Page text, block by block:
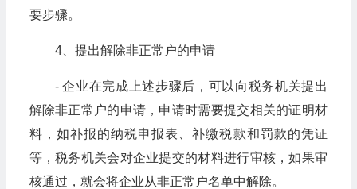
要步骤。
4、提出解除非正常户的申请
- 企业在完成上述步骤后，可以向税务机关提出
解除非正常户的申请，申请时需要提交相关的证明材
料，如补报的纳税申报表、补缴税款和罚款的凭证
等，税务机关会对企业提交的材料进行审核，如果审
核通过，就会将企业从非正常户名单中解除。